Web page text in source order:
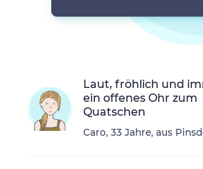
Laut, fröhlich und
ein offenes Ohr zum
Quatschen
Caro, 33 Jahre, aus